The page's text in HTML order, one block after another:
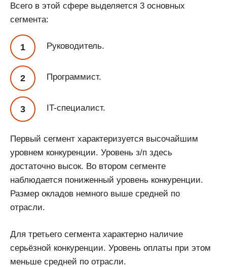
Всего в этой сфере выделяется 3 основных
сегмента:
Руководитель.
Программист.
IT-специалист.
Первый сегмент характеризуется высочайшим
уровнем конкуренции. Уровень з/п здесь
достаточно высок. Во втором сегменте
наблюдается пониженный уровень конкуренции.
Размер окладов немного выше средней по
отрасли.
Для третьего сегмента характерно наличие
серьёзной конкуренции. Уровень оплаты при этом
меньше средней по отрасли.